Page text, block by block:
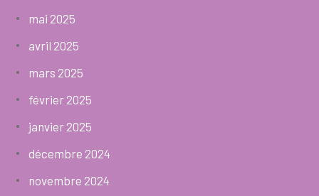
mai 2025
avril 2025
mars 2025
février 2025
janvier 2025
décembre 2024
novembre 2024